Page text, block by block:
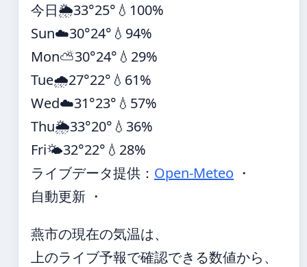
今日🌦️33°25° 💧100%
Sun☁️30°24° 💧94%
Mon⛅30°24° 💧29%
Tue🌧️27°22° 💧61%
Wed☁️31°23° 💧57%
Thu🌦️33°20° 💧36%
Fri🌤️32°22° 💧28%
ライブデータ提供： Open-Meteo ・
自動更新 ・
燕市の現在の気温は、
上のライブ予報で確認できる数値から、